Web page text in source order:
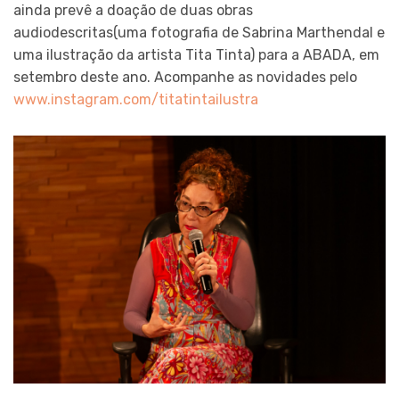
ainda prevê a doação de duas obras
audiodescritas(uma fotografia de Sabrina Marthendal e
uma ilustração da artista Tita Tinta) para a ABADA, em
setembro deste ano. Acompanhe as novidades pelo
www.instagram.com/titatintailustra